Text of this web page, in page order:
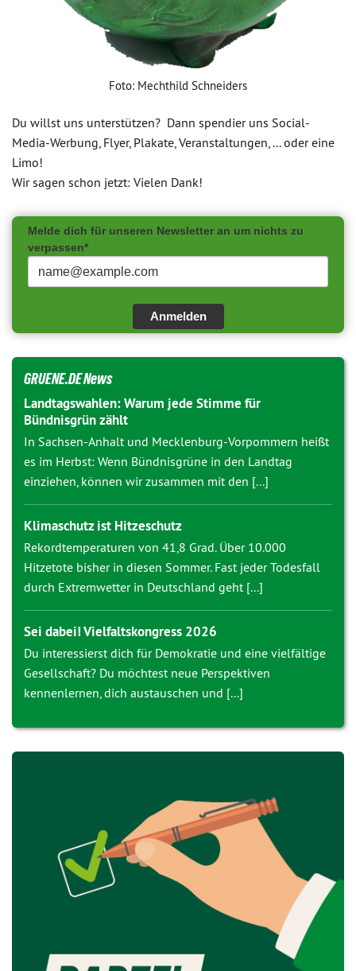
Foto: Mechthild Schneiders
Du willst uns unterstützen? Dann spendier uns Social-
Media-Werbung, Flyer, Plakate, Veranstaltungen, ... oder eine
Limo!
Wir sagen schon jetzt: Vielen Dank!
Melde dich für unseren Newsletter an um nichts zu
verpassen*
Anmelden
GRUENE.DE News
Landtagswahlen: Warum jede Stimme für
Bündnisgrün zählt
In Sachsen-Anhalt und Mecklenburg-Vorpommern heißt
es im Herbst: Wenn Bündnisgrüne in den Landtag
einziehen, können wir zusammen mit den [...]
Klimaschutz ist Hitzeschutz
Rekordtemperaturen von 41,8 Grad. Über 10.000
Hitzetote bisher in diesen Sommer. Fast jeder Todesfall
durch Extremwetter in Deutschland geht [...]
Sei dabei! Vielfaltskongress 2026
Du interessierst dich für Demokratie und eine vielfältige
Gesellschaft? Du möchtest neue Perspektiven
kennenlernen, dich austauschen und [...]